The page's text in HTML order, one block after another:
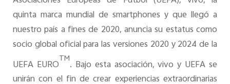
quinta marca mundial de smartphones y que llegó a
nuestro país a fines de 2020, anuncia su estatus como
socio global oficial para las versiones 2020 y 2024 de la
UEFA EURO
TM
. Bajo esta asociación, vivo y UEFA se
unirán con el fin de crear experiencias extraordinarias